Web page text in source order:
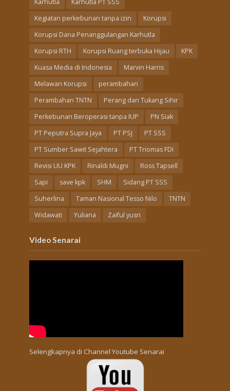
Karhutla
Karhutla PT SSS
Kegiatan perkebunan tanpa izin
Korupsi
Korupsi Dana Penanggulangan Karhutla
Korupsi RTH
Korupsi Ruang terbuka Hijau
KPK
Kuasa Media di Indonesia
Marvin Harris
Melawan Korupsi
perambahan
Perambahan TNTN
Perang dan Tukang Sihir
Perkebunan Beroperasi tanpa IUP
PN Siak
PT Peputra Supra Jaya
PT PSJ
PT SSS
PT Sumber Sawit Sejahtera
PT Triomas FDI
Revisi UU KPK
Rinaldi Mugni
Ross Tapsell
Sapi
save kpk SHM
Sidang PT SSS
Suherlina
Taman Nasional Tesso Nilo
TNTN
Widawati
Yuliana Zaiful yusri
Video Senarai
Selengkapnya di Channel Youtube Senarai